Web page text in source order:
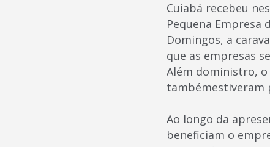
Cuiabá recebeu
Pequena Empresa
Domingos, a
que as empresas
Além doministro, o
tambémestiveram
Ao longo da
beneficiam o